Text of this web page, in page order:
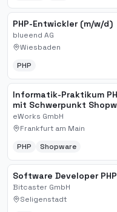
PHP-Entwickler (m/w/d)
blueend AG
Wiesbaden
PHP
Informatik-Praktikum
mit Schwerpunkt
eWorks GmbH
Frankfurt am Main
PHP Shopware
Software Developer
Bitcaster GmbH
Seligenstadt